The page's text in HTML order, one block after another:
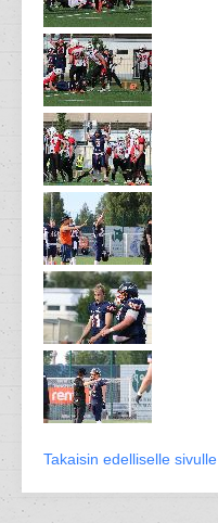
Takaisin edelliselle sivulle